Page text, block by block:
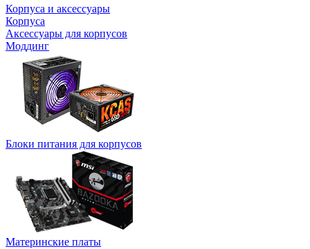
Корпуса и аксессуары
Корпуса
Аксессуары для корпусов
Моддинг
Блоки питания для корпусов
Материнские платы